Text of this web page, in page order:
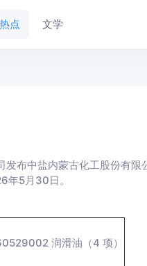
热点 文学
布中盐内蒙古化工股份有限
5月30日。
润滑油（4 项）